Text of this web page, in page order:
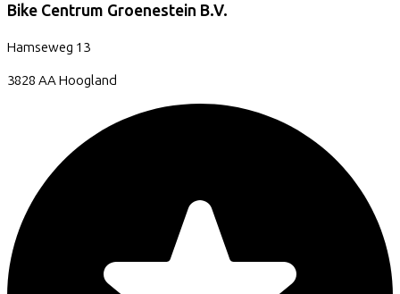
Bike Centrum Groenestein B.V.
Hamseweg 13
3828 AAHoogland